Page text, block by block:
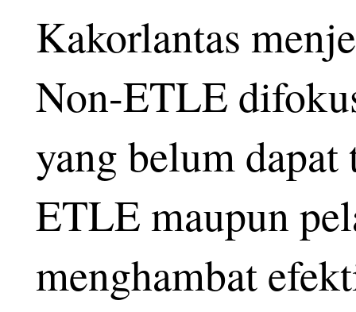
Kakorlantas
Non-ETLE
yang belum
ETLE maupun
menghambat